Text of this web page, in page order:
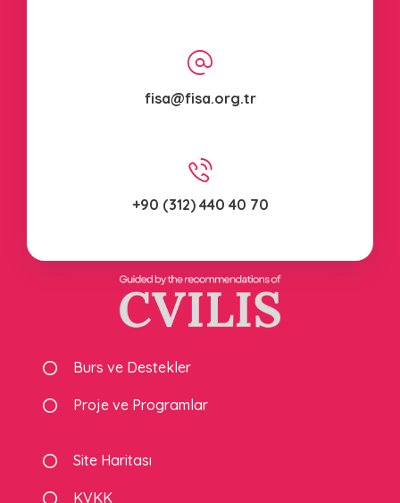
fisa@fisa.org.tr
+90 (312) 440 40 70
Burs ve Destekler
Proje ve Programlar
Site Haritası
KVKK